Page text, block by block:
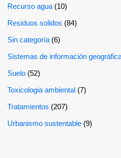
Recurso agua (10)
Residuos solidos (84)
Sin categoría (6)
Sistemas de información
Suelo (52)
Toxicologia ambiental (7)
Tratamientos (207)
Urbanismo sustentable (9)